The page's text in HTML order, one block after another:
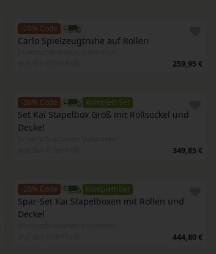
-20% Code
Carlo Spielzeugtruhe auf Rollen
259,95 €
-20% Code Komplett-Set
Set Kai Stapelbox Groß mit Rollsockel und
Deckel
349,85 €
-20% Code Komplett-Set
Spar-Set Kai Stapelboxen mit Rollen und
Deckel
444,80 €